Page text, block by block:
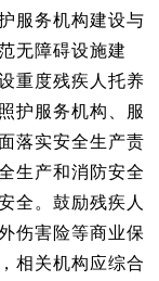
服务机构建设与
无障碍设施建
重度残疾人托养
护服务机构、服
落实安全生产责
生产和消防安全
全。鼓励残疾人
伤害险等商业保
相关机构应综合